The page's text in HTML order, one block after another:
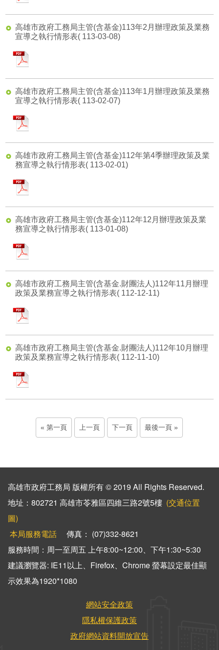
新建工程處
公園處
道路養護工程處
違章建築處理大隊
高雄市政府工務局主管(含基金)113年2月辦理政策及業務
宣導之執行情形表( 113-03-08)
高雄市政府工務局主管(含基金)113年1月辦理政策及業務
宣導之執行情形表( 113-02-07)
高雄市政府工務局主管(含基金)112年第4季辦理政策及業
務宣導之執行情形表( 113-02-01)
高雄市政府工務局主管(含基金)112年12月辦理政策及業
務宣導之執行情形表( 113-01-08)
高雄市政府工務局主管(含基金.財團法人)112年11月辦理
政策及業務宣導之執行情形表( 112-12-11)
高雄市政府工務局主管(含基金.財團法人)112年10月辦理
政策及業務宣導之執行情形表( 112-11-10)
第一頁 上一頁 下一頁 最後一頁
高雄市政府工務局 版權所有 © 2019 All Rights Reserved.
地址：802721 高雄市苓雅區四維三路2號5樓 (交通位置
圖)
本局服務電話
傳真： (07)332-8621
服務時間：周一至周五 上午8:00~12:00、下午1:30~5:30
建議瀏覽器: IE11以上、Firefox、Chrome 螢幕設定最佳顯
示效果為1920*1080
網站安全政策
隱私權保護政策
政府網站資料開放宣告